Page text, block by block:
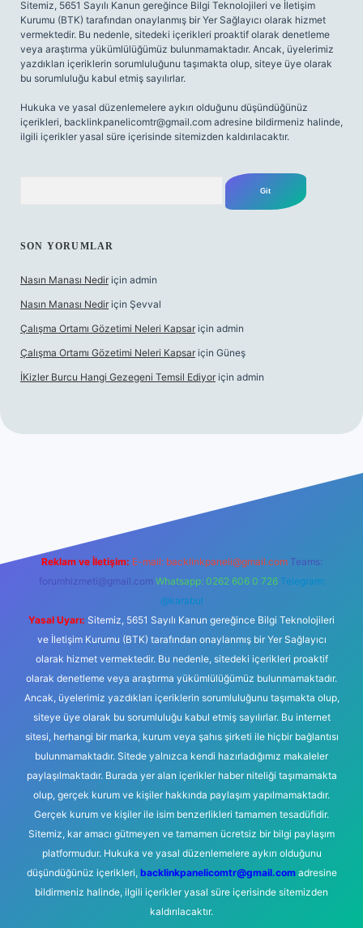
Sitemiz, 5651 Sayılı Kanun gereğince Bilgi Teknolojileri ve İletişim
Kurumu (BTK) tarafından onaylanmış bir Yer Sağlayıcı olarak hizmet
vermektedir. Bu nedenle, sitedeki içerikleri proaktif olarak denetleme
veya araştırma yükümlülüğümüz bulunmamaktadır. Ancak, üyelerimiz
yazdıkları içeriklerin sorumluluğunu taşımakta olup, siteye üye olarak
bu sorumluluğu kabul etmiş sayılırlar.
Hukuka ve yasal düzenlemelere aykırı olduğunu düşündüğünüz
içerikleri, backlinkpanelicomtr@gmail.com adresine bildirmeniz halinde,
ilgili içerikler yasal süre içerisinde sitemizden kaldırılacaktır.
SON YORUMLAR
Nasın Manası Nedir için admin
Nasın Manası Nedir için Şevval
Çalışma Ortamı Gözetimi Neleri Kapsar için admin
Çalışma Ortamı Gözetimi Neleri Kapsar için Güneş
İKizler Burcu Hangi Gezegeni Temsil Ediyor için admin
Reklam ve İletişim: E-mail: backlinkpaneli@gmail.com Teams:
forumhizmeti@gmail.com Whatsapp: 0262 606 0 726 Telegram:
@karabul
Yasal Uyarı: Sitemiz, 5651 Sayılı Kanun gereğince Bilgi Teknolojileri
ve İletişim Kurumu (BTK) tarafından onaylanmış bir Yer Sağlayıcı
olarak hizmet vermektedir. Bu nedenle, sitedeki içerikleri proaktif
olarak denetleme veya araştırma yükümlülüğümüz bulunmamaktadır.
Ancak, üyelerimiz yazdıkları içeriklerin sorumluluğunu taşımakta olup,
siteye üye olarak bu sorumluluğu kabul etmiş sayılırlar. Bu internet
sitesi, herhangi bir marka, kurum veya şahıs şirketi ile hiçbir bağlantısı
bulunmamaktadır. Sitede yalnızca kendi hazırladığımız makaleler
paylaşılmaktadır. Burada yer alan içerikler haber niteliği taşımamakta
olup, gerçek kurum ve kişiler hakkında paylaşım yapılmamaktadır.
Gerçek kurum ve kişiler ile isim benzerlikleri tamamen tesadüfidir.
Sitemiz, kar amacı gütmeyen ve tamamen ücretsiz bir bilgi paylaşım
platformudur. Hukuka ve yasal düzenlemelere aykırı olduğunu
düşündüğünüz içerikleri, backlinkpanelicomtr@gmail.comadresine
bildirmeniz halinde, ilgili içerikler yasal süre içerisinde sitemizden
kaldırılacaktır.